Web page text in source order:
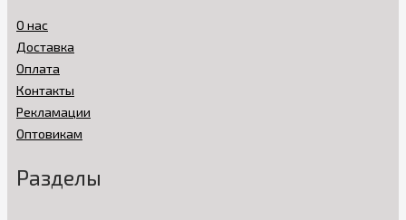
О нас
Доставка
Оплата
Контакты
Рекламации
Оптовикам
Разделы